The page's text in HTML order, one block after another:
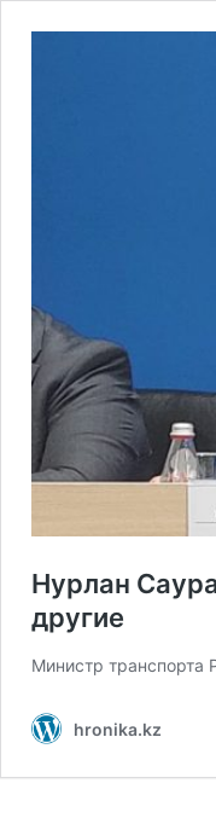
Нурлан
другие
Министр транспорта
hronika.kz